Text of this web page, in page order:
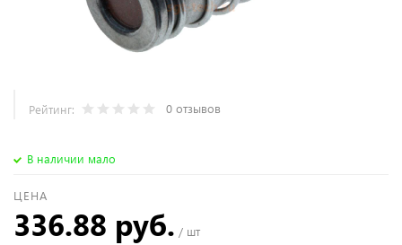
Рейтинг: 0 отзывов
В наличии мало
ЦЕНА
336.88 руб. / шт